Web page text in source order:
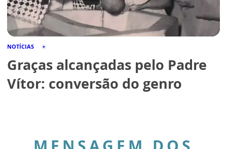
NOTÍCIAS
Graças alcançadas pelo Padre
Vítor: conversão do genro